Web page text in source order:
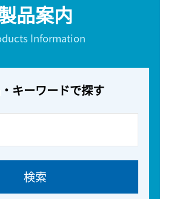
品案内
Information
キーワードで探す